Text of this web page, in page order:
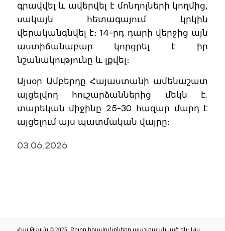
գրավվել և ավերվել է մոնղոլների կողմից,
սակայն հետագայում կրկին
վերականգնվել է։ 14-րդ դարի վերջից այն
աստիճանաբար կորցրել է իր
նշանակությունը և լքվել։
Այսօր Ամբերդը Հայաստանի ամենաշատ
այցելվող հուշարձաններից մեկն է.
տարեկան միջինը 25-30 հազար մարդ է
այցելում այս պատմական վայրը։
03.06.2026
Հայ Թայմս © 2025. Բոլոր իրավունքները պաշտպանված են։ Այս